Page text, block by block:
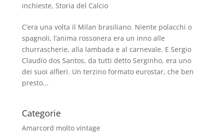
inchieste, Storia del Calcio
C’era una volta il Milan brasiliano. Niente polacchi o
spagnoli, l’anima rossonera era un inno alle
churrascherie, alla lambada e al carnevale. E Sergio
Claudio dos Santos, da tutti detto Serginho, era uno
dei suoi alfieri. Un terzino formato eurostar, che ben
presto...
Categorie
Amarcord molto vintage